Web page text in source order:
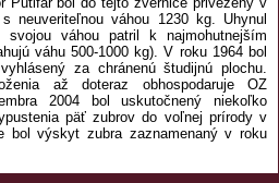
neuveriteľnou váhou 1230 kg. Uhynul
váhou patril k najmohutnejším
váhu 500-1000 kg). V roku 1964 bol
za chránenú študijnú plochu.
až doteraz obhospodaruje OZ
2004 bol uskutočnený niekoľko
päť zubrov do voľnej prírody v
bol výskyt zubra zaznamenaný v roku